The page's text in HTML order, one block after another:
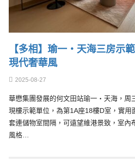
【多相】瑜一‧天海三房示
現代奢華風
2025-08-27
華懋集團發展的何文田站瑜一‧天海，周
現樓示範單位，為第1A座18樓D室，實用
套連儲物室間隔，可遠望維港景致，室內
風格…